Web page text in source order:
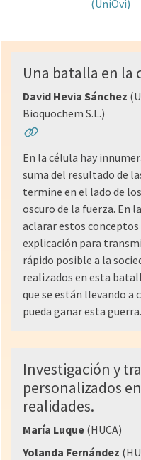
Una batalla en la
David Hevia Sánchez
Bioquochem S.L.)
En la célula hay
suma del resultado de
termine en el lado de
oscuro de la fuerza. En
aclarar estos
explicación para
rápido posible a la
realizados en esta
que se están llevando a
pueda ganar esta guerra.
Investigación y
personalizados
realidades.
María Luque (HUCA)
Yolanda Fernández